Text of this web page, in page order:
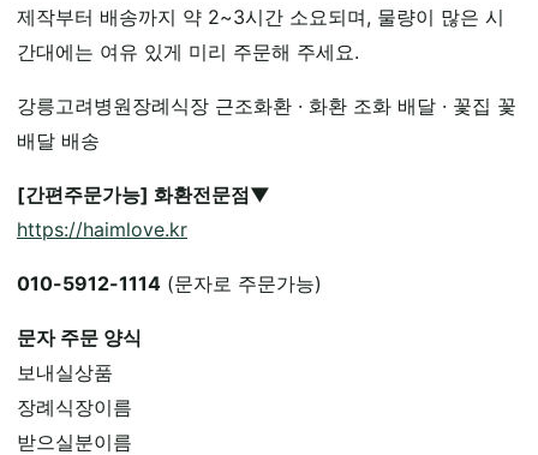
제작부터 배송까지 약 2~3시간 소요되며, 물량이 많은 시
간대에는 여유 있게 미리 주문해 주세요.
강릉고려병원장례식장 근조화환 · 화환 조화 배달 · 꽃집 꽃
배달 배송
[간편주문가능] 화환전문점▼
https://haimlove.kr
010-5912-1114 (문자로 주문가능)
문자 주문 양식
보내실상품
장례식장이름
받으실분이름